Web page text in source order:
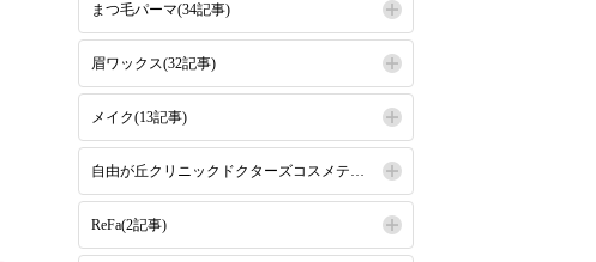
まつ毛パーマ(34記事)
眉ワックス(32記事)
メイク(13記事)
自由が丘クリニックドクターズコスメティクス(16記事)
ReFa(2記事)